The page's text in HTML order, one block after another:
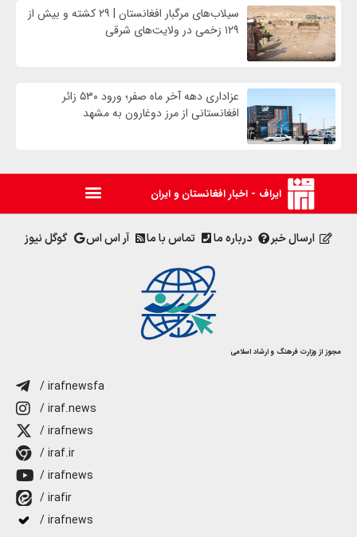
سیلاب‌های مرگبار افغانستان | ۲۹ کشته و بیش از
۱۲۹ زخمی در ولایت‌های شرقی
عزاداری دهه آخر ماه صفر؛ ورود ۵۳۰ زائر
افغانستانی از مرز دوغارون به مشهد
ایراف - اخبار افغانستان و ایران
ارسال خبر درباره ما تماس با ما آر اس اس گوگل نیوز
مجوز از وزارت فرهنگ و ارشاد اسلامی
/ irafnewsfa
/ iraf.news
/ irafnews
/ iraf.ir
/ irafnews
/ irafir
/ irafnews